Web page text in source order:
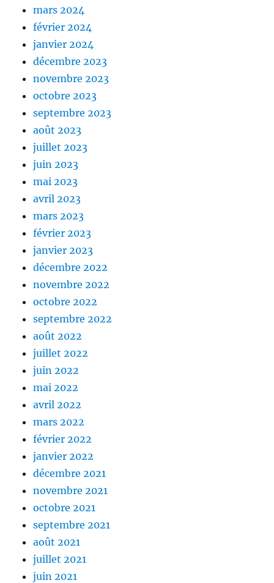
mars 2024
février 2024
janvier 2024
décembre 2023
novembre 2023
octobre 2023
septembre 2023
août 2023
juillet 2023
juin 2023
mai 2023
avril 2023
mars 2023
février 2023
janvier 2023
décembre 2022
novembre 2022
octobre 2022
septembre 2022
août 2022
juillet 2022
juin 2022
mai 2022
avril 2022
mars 2022
février 2022
janvier 2022
décembre 2021
novembre 2021
octobre 2021
septembre 2021
août 2021
juillet 2021
juin 2021